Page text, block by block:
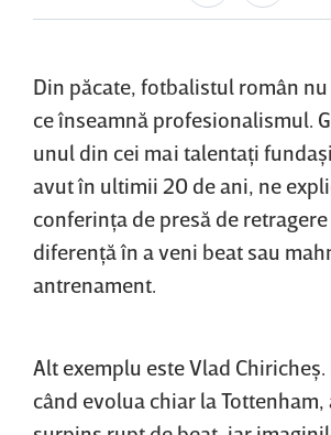
Din păcate, fotbalistul român
ce înseamnă profesionalismul.
unul din cei mai talentaţi
avut în ultimii 20 de ani, ne
conferinţa de presă de retragere
diferenţă în a veni beat sau
antrenament.
Alt exemplu este Vlad Chiricheş.
când evolua chiar la Tottenham,